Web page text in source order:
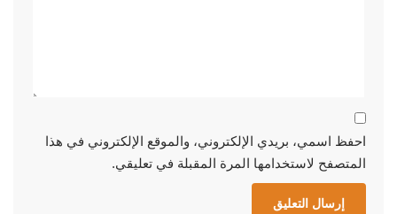
احفظ اسمي، بريدي الإلكتروني، والموقع الإلكتروني في هذا
المتصفح لاستخدامها المرة المقبلة في تعليقي.